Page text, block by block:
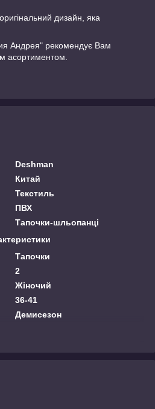
дизайн, яка
Андрея" рекомендує Вам
асортиментом.
Deshman
Китай
Текстиль
ПВХ
Тапочки-шльопанці
Тапочки
2
Жіночий
36-41
Демисезон